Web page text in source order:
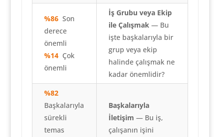
%86Son
derece
önemli
%14Çok
önemli
İş Grubu veya Ekip
ile Çalışmak— Bu
işte başkalarıyla bir
grup veya ekip
halinde çalışmak ne
kadar önemlidir?
%82
Başkalarıyla
sürekli
temas
Başkalarıyla
İletişim — Bu iş,
çalışanın işini